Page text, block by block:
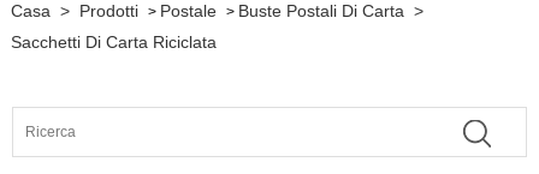
Casa > Prodotti > Postale > Buste Postali Di Carta >
Sacchetti Di Carta Riciclata